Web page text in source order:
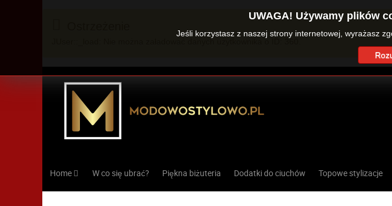
Home W co się ubrać? Piękna biżuteria Dodatki do ciuchów Topowe stylizacje
UWAGA! Używamy plików
Jeśli korzystasz z naszej strony internetowej, wyrażasz